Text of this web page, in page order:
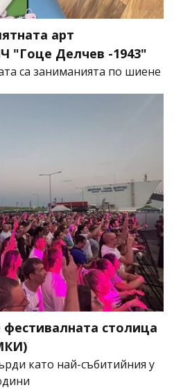
арт
"Гоце Делчев -1943"
са заниманията по шиене
фестивалната столица
като най-събитийния у